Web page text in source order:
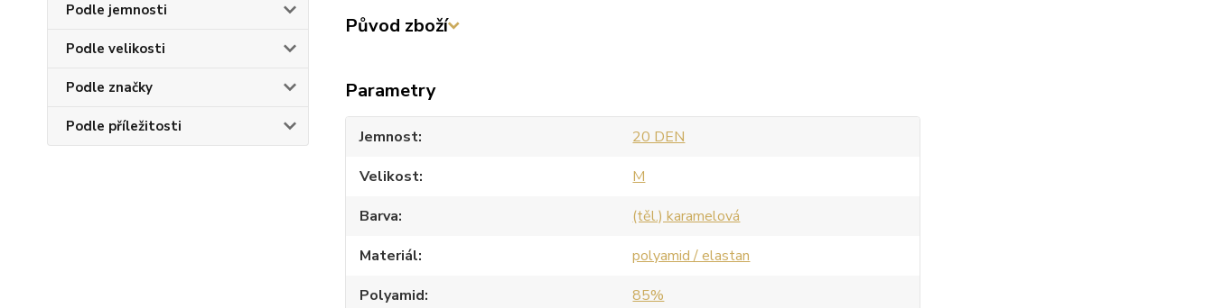
Podle jemnosti
Podle velikosti
Podle značky
Podle příležitosti
Původ zboží
Parametry
Jemnost
20 DEN
Velikost
M
Barva
(těl.) karamelová
Materiál
polyamid / elastan
Polyamid
85%